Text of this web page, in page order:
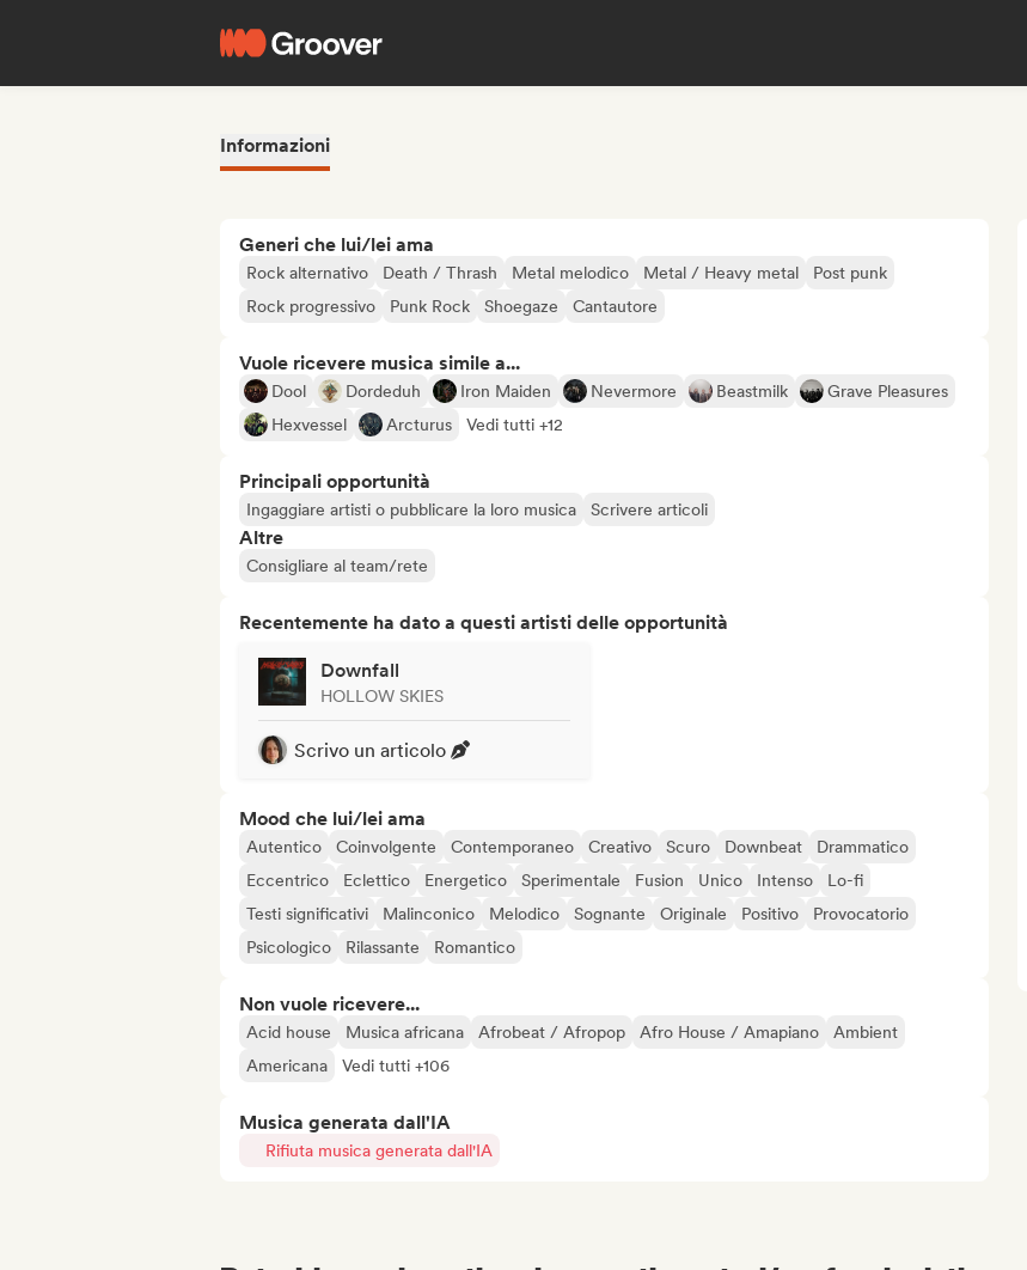
Informazioni
Generi che lui/lei ama
Rock alternativo Death / Thrash Metal melodico Metal / Heavy metal
Post punk
Rock progressivo
Punk Rock Shoegaze Cantautore
Vuole ricevere musica simile a...
Dool Dordeduh Iron Maiden Nevermore Beastmilk
Grave Pleasures
Hexvessel
Arcturus Vedi tutti +12
Principali opportunità
Ingaggiare artisti o pubblicare la loro musica Scrivere articoli
Altre
Consigliare al team/rete
Recentemente ha dato a questi artisti delle opportunità
Downfall
HOLLOW SKIES
Scrivo un articolo
Mood che lui/lei ama
Autentico Coinvolgente Contemporaneo Creativo Scuro Downbeat
Drammatico
Eccentrico
Eclettico Energetico Sperimentale Fusion Unico Intenso
Lo-fi
Testi significativi
Malinconico Melodico Sognante Originale Positivo
Provocatorio
Psicologico
Rilassante Romantico
Non vuole ricevere...
Acid house Musica africana Afrobeat / Afropop Afro House / Amapiano
Ambient
Americana
Vedi tutti +106
Musica generata dall'IA
Rifiuta musica generata dall'IA